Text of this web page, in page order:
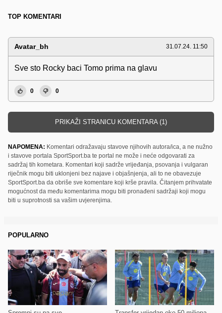
TOP KOMENTARI
Avatar_bh 31.07.24. 11:50
Sve sto Rocky baci Tomo prima na glavu
0 0
PRIKAŽI STRANICU KOMENTARA (1)
NAPOMENA: Komentari odražavaju stavove njihovih autora/ica, a ne nužno
i stavove portala SportSport.ba te portal ne može i neće odgovarati za
sadržaj tih kometara. Komentari koji sadrže vrijeđanja, psovanja i vulgaran
riječnik mogu biti uklonjeni bez najave i objašnjenja, ali to ne obavezuje
SportSport.ba da obriše sve komentare koji krše pravila. Čitanjem prihvatate
mogućnost da među komentarima mogu biti pronađeni sadržaji koji mogu
biti u suprotnosti sa vašim uvjerenjima.
POPULARNO